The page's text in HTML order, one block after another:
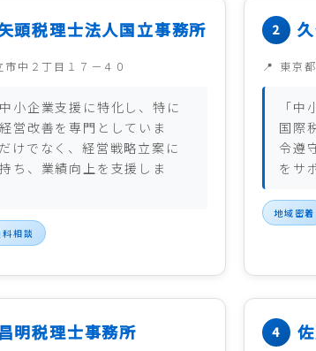
頭税理士法人国立事務所
市中２丁目１７－４０
中小企業支援に特化し、特に
営改善を専門としていま
けでなく、経営戦略立案に
ち、業績向上を支援しま
料相談
東京
「
国際
令遵
をサ
地域密着
明税理士事務所